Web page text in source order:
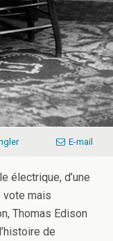
E-mail
électrique, d’une
vote mais
Thomas Edison
de